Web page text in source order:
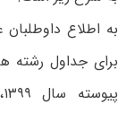
به اطلاع
برای جداول رشته